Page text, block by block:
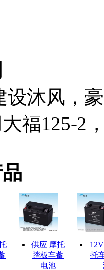
设沐风，
福125-2
供应 摩托
踏板车蓄
电池
托